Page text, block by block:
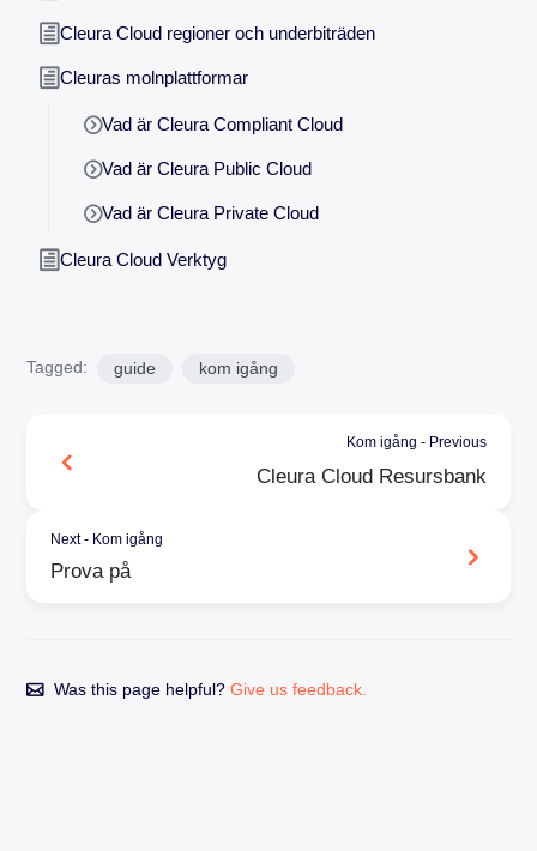
Cleura Cloud regioner och underbiträden
Cleuras molnplattformar
Vad är Cleura Compliant Cloud
Vad är Cleura Public Cloud
Vad är Cleura Private Cloud
Cleura Cloud Verktyg
Tagged: guide kom igång
Kom igång - Previous
Cleura Cloud Resursbank
Next - Kom igång
Prova på
Was this page helpful? Give us feedback.